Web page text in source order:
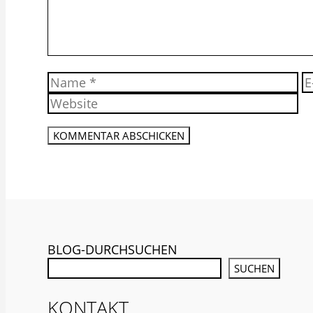
Name
E-
BLOG-DURCHSUCHEN
SUCHEN
KONTAKT